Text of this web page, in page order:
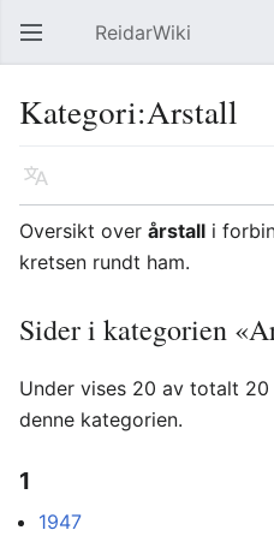
Åpne hovedmenyen ReidarWiki
Kategori:Arstall
Språk
Oversikt over årstall i
kretsen rundt ham.
Sider i kategorien
Under vises 20 av totalt
denne kategorien.
1
1947